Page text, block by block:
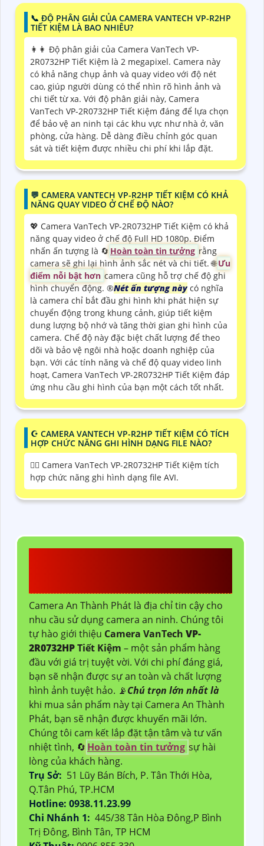
📞 ĐỘ PHÂN GIẢI CỦA CAMERA VANTECH VP-R2HP
TIẾT KIỆM LÀ BAO NHIÊU?
️👩‍👩 Độ phân giải của Camera VanTech VP-
2R0732HP Tiết Kiệm là 2 megapixel. Camera này
có khả năng chụp ảnh và quay video với độ nét
cao, giúp người dùng có thể nhìn rõ hình ảnh và
chi tiết từ xa. Với độ phân giải này, Camera
VanTech VP-2R0732HP Tiết Kiệm đáng để lựa chọn
để bảo vệ an ninh tại các khu vực như nhà ở, văn
phòng, cửa hàng. Dễ dàng điều chỉnh góc quan
sát và tiết kiệm được nhiều chi phí khi lắp đặt.
️💬 CAMERA VANTECH VP-R2HP TIẾT KIỆM CÓ KHẢ
NĂNG QUAY VIDEO Ở CHẾ ĐỘ NÀO?
💖 Camera VanTech VP-2R0732HP Tiết Kiệm có khả
năng quay video ở chế độ Full HD 1080p. Điểm
nhấn ấn tượng là 🔄 Hoàn toàn tin tưởng rằng
camera sẽ ghi lại hình ảnh sắc nét và chi tiết. 🌐Ưu
điểm nỗi bật hơn camera cũng hỗ trợ chế độ ghi
hình chuyển động. ®️Nét ấn tượng nàycó nghĩa
là camera chỉ bắt đầu ghi hình khi phát hiện sự
chuyển động trong khung cảnh, giúp tiết kiệm
dung lượng bộ nhớ và tăng thời gian ghi hình của
camera. Chế độ này đặc biệt chất lượng để theo
dõi và bảo vệ ngôi nhà hoặc doanh nghiệp của
bạn. Với các tính năng và chế độ quay video linh
hoạt, Camera VanTech VP-2R0732HP Tiết Kiệm đáp
ứng nhu cầu ghi hình của bạn một cách tốt nhất.
☪ CAMERA VANTECH VP-R2HP TIẾT KIỆM CÓ TÍCH
HỢP CHỨC NĂNG GHI HÌNH DẠNG FILE NÀO?
🙆‍♀️ Camera VanTech VP-2R0732HP Tiết Kiệm tích
hợp chức năng ghi hình dạng file AVI.
Camera An Thành Phát là địa chỉ tin cậy cho
nhu cầu sử dụng camera an ninh. Chúng tôi
tự hào giới thiệu Camera VanTech VP-
2R0732HPTiết Kiệm – một sản phẩm hàng
đầu với giá trị tuyệt vời. Với chi phí đáng giá,
bạn sẽ nhận được sự an toàn và chất lượng
hình ảnh tuyệt hảo. 📡Chú trọn lớn nhất là
khi mua sản phẩm này tại Camera An Thành
Phát, bạn sẽ nhận được khuyến mãi lớn.
Chúng tôi cam kết lắp đặt tận tâm và tư vấn
nhiệt tình, 🔄 Hoàn toàn tin tưởng sự hài
lòng của khách hàng.
Trụ Sở: 51 Lũy Bán Bích, P. Tân Thới Hòa,
Q.Tân Phú, TP.HCM
Hotline: 0938.11.23.99
Chi Nhánh 1: 445/38 Tân Hòa Đông,P Bình
Trị Đông, Bình Tân, TP HCM